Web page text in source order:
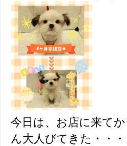
今日は、お店に来て
ん大人びてきた・・